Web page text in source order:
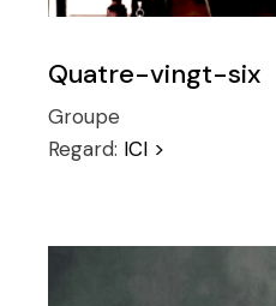
Quatre-vingt-six
Groupe
Regard: ICI >